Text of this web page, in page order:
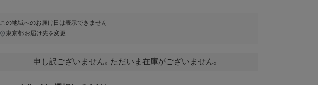
この地域へのお届け日は表示できません
東京都お届け先を変更
申し訳ございません。ただいま在庫がございません。